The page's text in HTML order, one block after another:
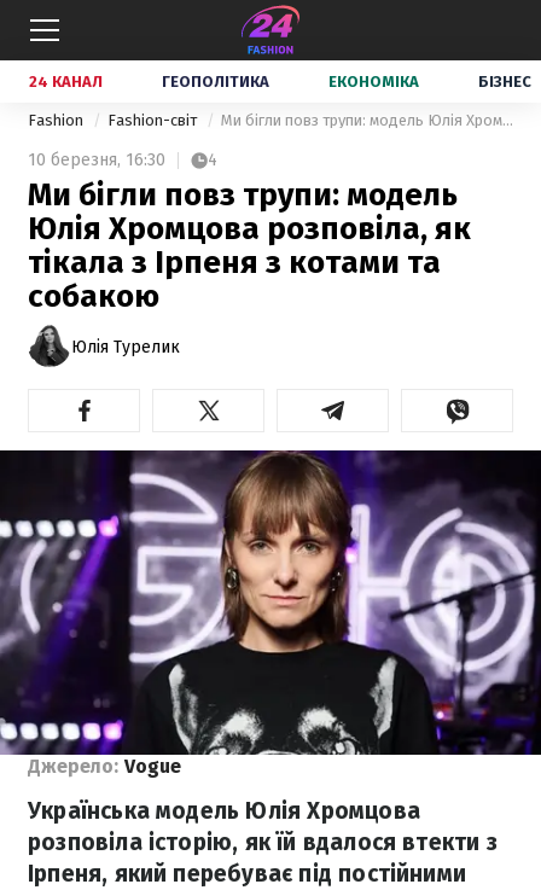
24 КАНАЛ ГЕОПОЛІТИКА ЕКОНОМІКА БІЗНЕС
Fashion Fashion-світ Ми бігли повз трупи: модель Юлія Хромцова розповіла, як тікала з Ірпеня з котами та собакою
10 березня, 16:30 4
Ми бігли повз трупи: модель
Юлія Хромцова розповіла, як
тікала з Ірпеня з котами та
собакою
Юлія Турелик
Джерело: Vogue
Українська модель Юлія Хромцова
розповіла історію, як їй вдалося втекти з
Ірпеня, який перебуває під постійними